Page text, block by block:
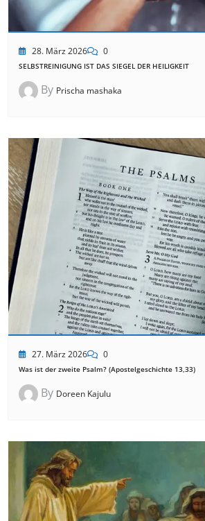
28. März 2026 0
SELBSTREINIGUNG IST DAS SIEGEL DER HEILIGKEIT
By Prischa mashaka
27. März 2026 0
Was ist der zweite Psalm? (Apostelgeschichte 13,33)
By Doreen Kajulu